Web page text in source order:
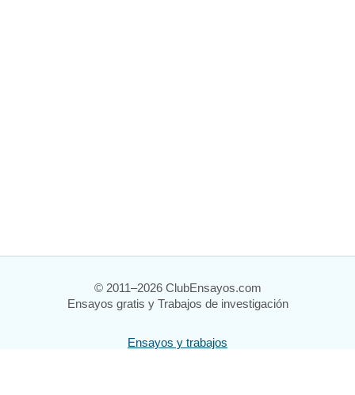
© 2011–2026 ClubEnsayos.com
Ensayos gratis y Trabajos de investigación
Ensayos y trabajos